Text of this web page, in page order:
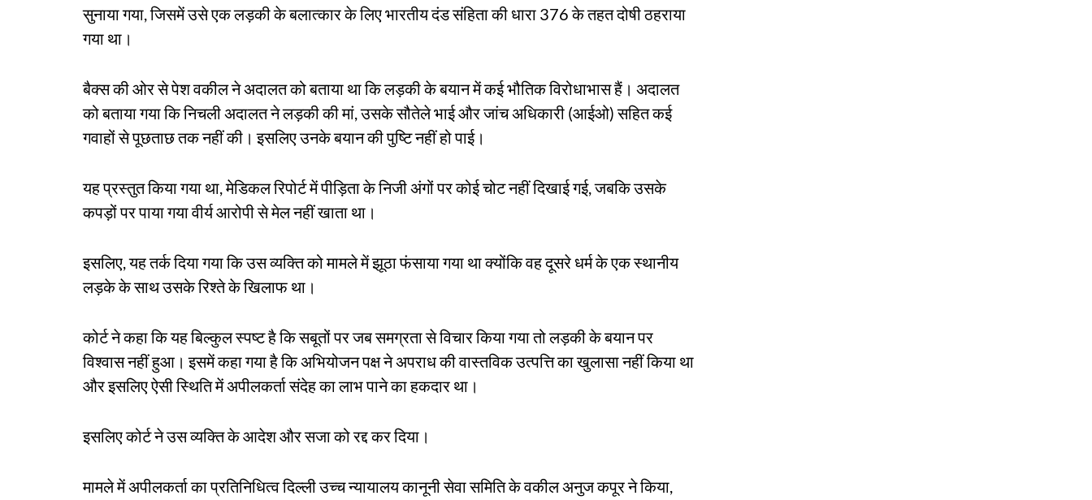
सुनाया गया, जिसमें उसे एक लड़की के बलात्कार के लिए भारतीय दंड संहिता की धारा 376 के तहत दोषी ठहराया
गया था।
बैक्स की ओर से पेश वकील ने अदालत को बताया था कि लड़की के बयान में कई भौतिक विरोधाभास हैं। अदालत
को बताया गया कि निचली अदालत ने लड़की की मां, उसके सौतेले भाई और जांच अधिकारी (आईओ) सहित कई
गवाहों से पूछताछ तक नहीं की। इसलिए उनके बयान की पुष्टि नहीं हो पाई।
यह प्रस्तुत किया गया था, मेडिकल रिपोर्ट में पीड़िता के निजी अंगों पर कोई चोट नहीं दिखाई गई, जबकि उसके
कपड़ों पर पाया गया वीर्य आरोपी से मेल नहीं खाता था।
इसलिए, यह तर्क दिया गया कि उस व्यक्ति को मामले में झूठा फंसाया गया था क्योंकि वह दूसरे धर्म के एक स्थानीय
लड़के के साथ उसके रिश्ते के खिलाफ था।
कोर्ट ने कहा कि यह बिल्कुल स्पष्ट है कि सबूतों पर जब समग्रता से विचार किया गया तो लड़की के बयान पर
विश्वास नहीं हुआ। इसमें कहा गया है कि अभियोजन पक्ष ने अपराध की वास्तविक उत्पत्ति का खुलासा नहीं किया था
और इसलिए ऐसी स्थिति में अपीलकर्ता संदेह का लाभ पाने का हकदार था।
इसलिए कोर्ट ने उस व्यक्ति के आदेश और सजा को रद्द कर दिया।
मामले में अपीलकर्ता का प्रतिनिधित्व दिल्ली उच्च न्यायालय कानूनी सेवा समिति के वकील अनुज कपूर ने किया,